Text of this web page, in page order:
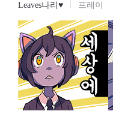
Leaves나리♥ 프레이